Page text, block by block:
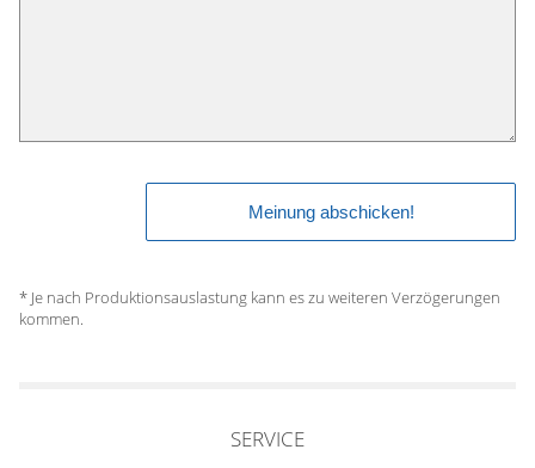
* Je nach Produktionsauslastung kann es zu weiteren Verzögerungen
kommen.
SERVICE